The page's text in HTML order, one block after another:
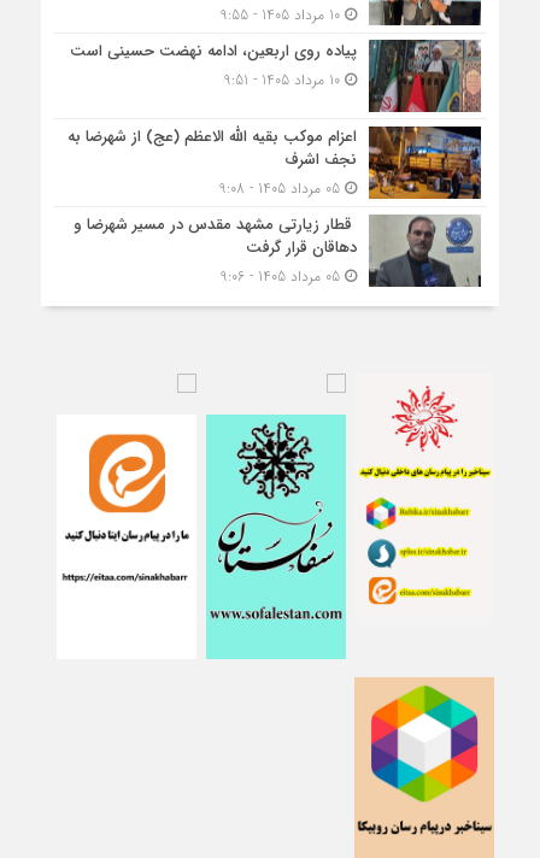
10 مرداد 1405 - 9:55
پیاده روی اربعین، ادامه نهضت حسینی است
10 مرداد 1405 - 9:51
اعزام موکب بقیه الله الاعظم (عج) از شهرضا به
نجف اشرف
05 مرداد 1405 - 9:08
قطار زیارتی مشهد مقدس در مسیر شهرضا و
دهاقان قرار گرفت
05 مرداد 1405 - 9:06